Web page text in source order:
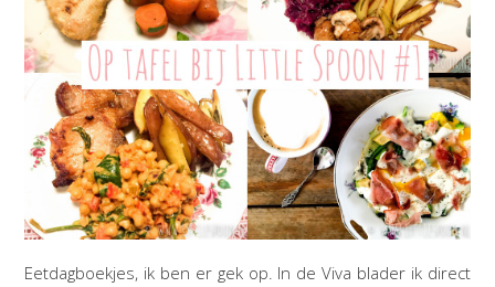
Eetdagboekjes, ik ben er gek op. In de Viva blader ik direct